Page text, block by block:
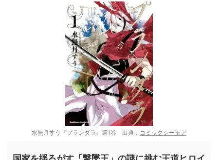
水無月すう『プランダラ』第1巻 出典： コミックシーモア